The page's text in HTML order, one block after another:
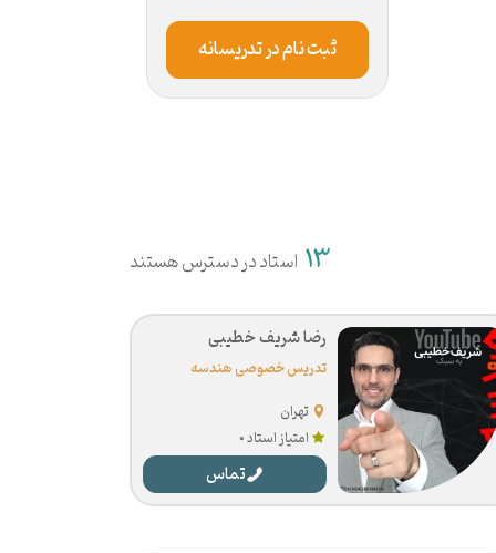
ثبت نام در تدریسانه
13 استاد در دسترس هستند
رضا شریف خطیبی
تدریس خصوصی هندسه
تهران
امتیاز استاد 0
تماس